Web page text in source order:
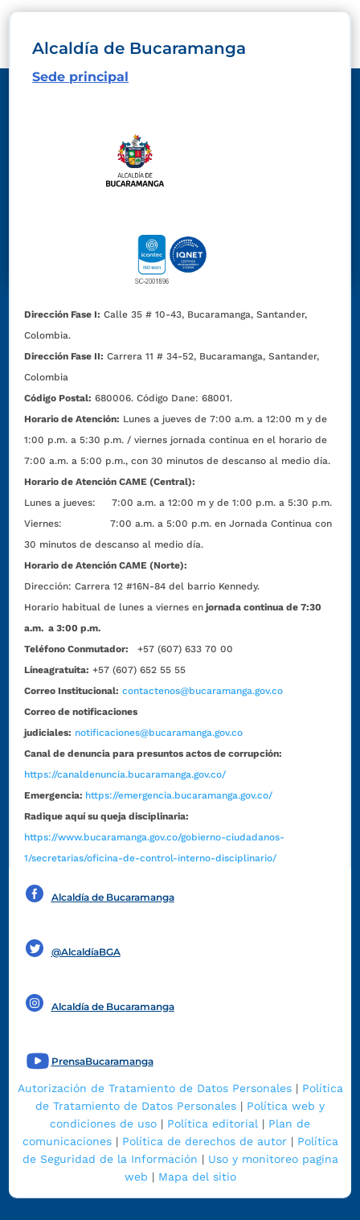
Alcaldía de Bucaramanga
Sede principal
Dirección Fase I: Calle 35 # 10-43, Bucaramanga, Santander,
Colombia.
Dirección Fase II: Carrera 11 # 34-52, Bucaramanga, Santander,
Colombia
Código Postal: 680006. Código Dane: 68001.
Horario de Atención: Lunes a jueves de 7:00 a.m. a 12:00 m y de
1:00 p.m. a 5:30 p.m. / viernes jornada continua en el horario de
7:00 a.m. a 5:00 p.m., con 30 minutos de descanso al medio día.
Horario de Atención CAME (Central):
Lunes a jueves: 7:00 a.m. a 12:00 m y de 1:00 p.m. a 5:30 p.m.
Viernes: 7:00 a.m. a 5:00 p.m. en Jornada Continua con
30 minutos de descanso al medio día.
Horario de Atención CAME (Norte):
Dirección:Carrera 12 #16N-84 del barrio Kennedy.
Horario habitual de lunes a viernes en jornada continua de 7:30
a.m. a 3:00 p.m.
Teléfono Conmutador:
+57 (607) 633 70 00
Líneagratuita: +57 (607) 652 55 55
Correo Institucional: contactenos@bucaramanga.gov.co
Correo de notificaciones
judiciales: notificaciones@bucaramanga.gov.co
Canal de denuncia para presuntos actos de corrupción:
https://canaldenuncia.bucaramanga.gov.co/
Emergencia: https://emergencia.bucaramanga.gov.co/
Radique aquí su queja disciplinaria:
https://www.bucaramanga.gov.co/gobierno-ciudadanos-
1/secretarias/oficina-de-control-interno-disciplinario/
Alcaldía de Bucaramanga
@AlcaldíaBGA
Alcaldía de Bucaramanga
PrensaBucaramanga
Autorización de Tratamiento de Datos Personales| Política
de Tratamiento de Datos Personales | Política web y
condiciones de uso | Política editorial | Plan de
comunicaciones| Política de derechos de autor| Política
de Seguridad de la Información | Uso y monitoreo pagina
web | Mapa del sitio